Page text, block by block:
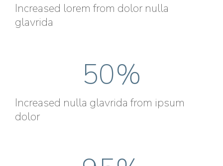
Increased lorem from dolor nulla
glavrida
Increased nulla glavrida from ipsum
dolor
50%